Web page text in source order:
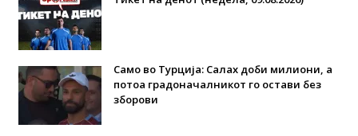
Само во Турција: Салах доби милиони, а
потоа градоначалникот го остави без
зборови